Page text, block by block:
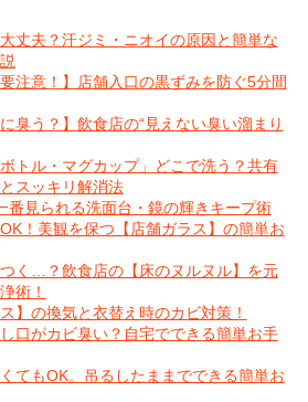
丈夫？汗ジミ・ニオイの原因と簡単な
注意！】店舗入口の黒ずみを防ぐ5分間
臭う？】飲食店の“見えない臭い溜まり
トル・マグカップ」どこで洗う？共有
スッキリ解消法
番見られる洗面台・鏡の輝きキープ術
！美観を保つ【店舗ガラス】の簡単お
く…？飲食店の【床のヌルヌル】を元
術！
】の換気と衣替え時のカビ対策！
口がカビ臭い？自宅でできる簡単お手
てもOK。吊るしたままでできる簡単お